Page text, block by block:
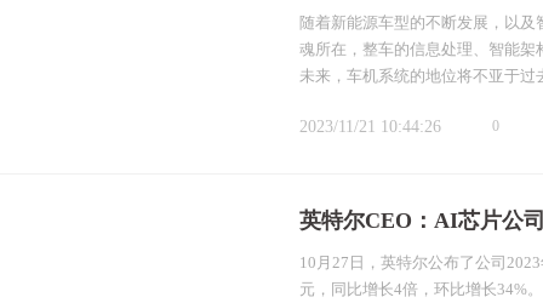
随着新能源车型的不断发展，以
魂所在，整车的信息处理、智能
未来，车机系统的地位将不亚于过
2023/11/21 10:44:26 0
英特尔CEO：AI芯片公
10月27日，英特尔公布了公司
元，同比增长4倍，环比增长34%